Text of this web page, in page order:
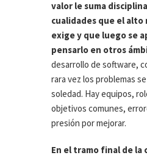
valor le suma
cualidades que el
exige y que luego se
pensarlo en otros
desarrollo de software,
rara vez los problemas
soledad. Hay equipos,
objetivos comunes,
presión por mejorar.
En el tramo final de la